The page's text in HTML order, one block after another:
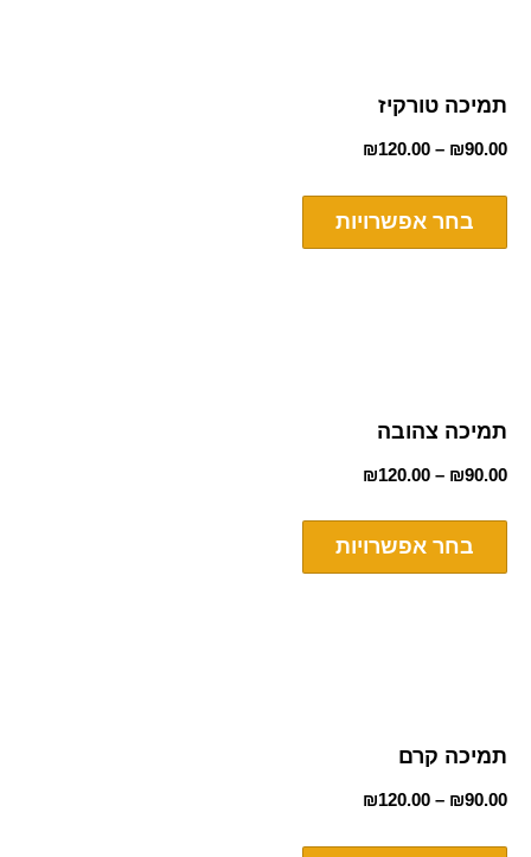
תמיכה טורקיז
₪90.00
–
₪120.00
בחר אפשרויות
תמיכה צהובה
₪90.00
–
₪120.00
בחר אפשרויות
תמיכה קרם
₪90.00
–
₪120.00